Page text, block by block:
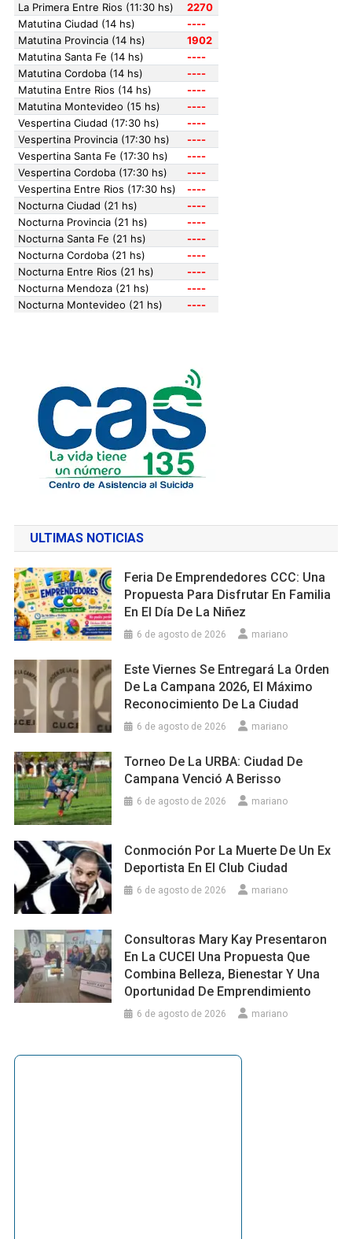
ULTIMAS NOTICIAS
Feria De Emprendedores CCC: Una
Propuesta Para Disfrutar En Familia
En El Día De La Niñez
6 de agosto de 2026 mariano
Este Viernes Se Entregará La Orden
De La Campana 2026, El Máximo
Reconocimiento De La Ciudad
6 de agosto de 2026 mariano
Torneo De La URBA: Ciudad De
Campana Venció A Berisso
6 de agosto de 2026 mariano
Conmoción Por La Muerte De Un Ex
Deportista En El Club Ciudad
6 de agosto de 2026 mariano
Consultoras Mary Kay Presentaron
En La CUCEI Una Propuesta Que
Combina Belleza, Bienestar Y Una
Oportunidad De Emprendimiento
6 de agosto de 2026 mariano